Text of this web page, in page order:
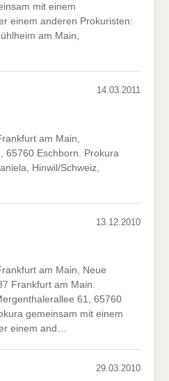
mit einem
einem anderen Prokuristen:
am Main,
14.03.2011
am Main,
65760 Eschborn. Prokura
Hinwil/Schweiz,
13.12.2010
am Main, Neue
Frankfurt am Main.
61, 65760
gemeinsam mit einem
einem and…
29.03.2010